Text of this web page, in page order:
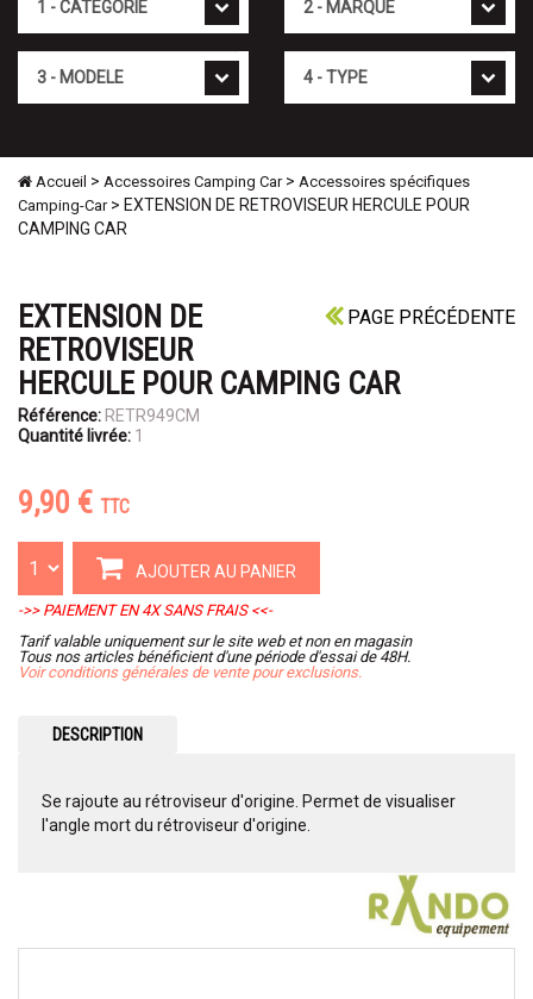
Accueil > Accessoires Camping Car> Accessoires spécifiques
Camping-Car > EXTENSION DE RETROVISEUR HERCULE POUR
CAMPING CAR
PAGE PRÉCÉDENTE
EXTENSION DE
RETROVISEUR
HERCULE POUR CAMPING CAR
Référence: RETR949CM
Quantité livrée: 1
9,90 € TTC
AJOUTER AU PANIER
->> PAIEMENT EN 4X SANS FRAIS <<-
Tarif valable uniquement sur le site web et non en magasin
Tous nos articles bénéficient d'une période d'essai de 48H.
Voir conditions générales de vente pour exclusions.
DESCRIPTION
Se rajoute au rétroviseur d'origine. Permet de visualiser
l'angle mort du rétroviseur d'origine.